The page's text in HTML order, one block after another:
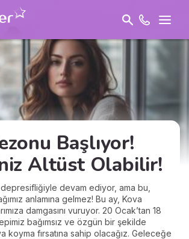
Başlıyor!
Altüst Olabilir!
depresifliğiyle devam ediyor, ama bu,
anlamına gelmez! Bu ay, Kova
damgasını vuruyor. 20 Ocak’tan 18
bağımsız ve özgün bir şekilde
koyma fırsatına sahip olacağız. Geleceğe